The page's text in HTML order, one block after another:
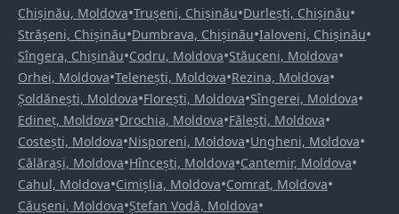
Chișinău, Moldova•Trușeni, Chișinău•Durlești, Chișinău•
Strășeni, Chișinău•Dumbrava, Chișinău•Ialoveni, Chișinău•
Sîngera, Chișinău•Codru, Moldova•Stăuceni, Moldova•
Orhei, Moldova•Telenești, Moldova•Rezina, Moldova•
Șoldănești, Moldova•Florești, Moldova•Sîngerei, Moldova•
Edineț, Moldova•Drochia, Moldova•Fălești, Moldova•
Costești, Moldova•Nisporeni, Moldova•Ungheni, Moldova•
Călărași, Moldova•Hîncești, Moldova•Cantemir, Moldova•
Cahul, Moldova•Cimișlia, Moldova•Comrat, Moldova•
Căușeni, Moldova•Ștefan Vodă, Moldova•